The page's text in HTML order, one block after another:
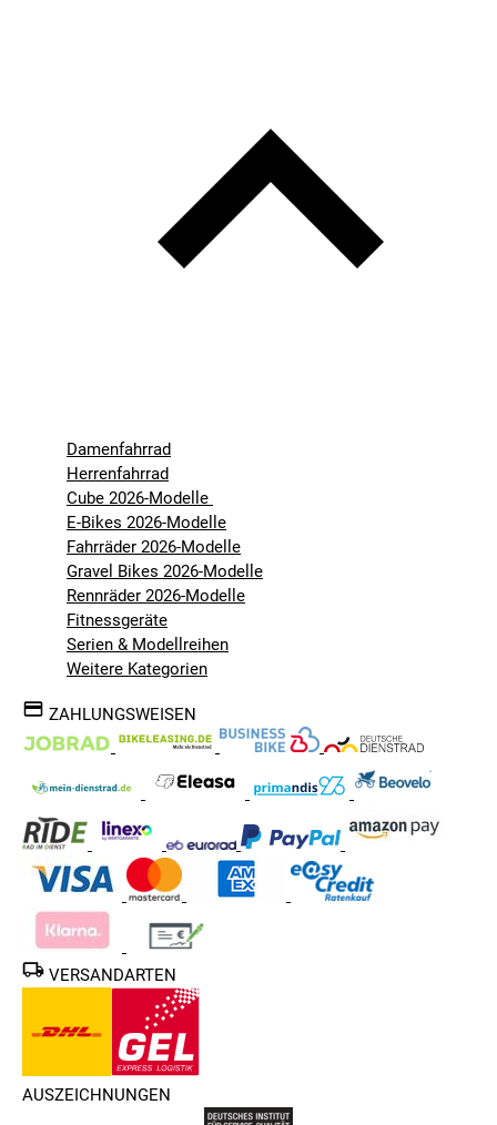
Damenfahrrad
Herrenfahrrad
Cube 2026-Modelle
E-Bikes 2026-Modelle
Fahrräder 2026-Modelle
Gravel Bikes 2026-Modelle
Rennräder 2026-Modelle
Fitnessgeräte
Serien & Modellreihen
Weitere Kategorien
ZAHLUNGSWEISEN
VERSANDARTEN
AUSZEICHNUNGEN